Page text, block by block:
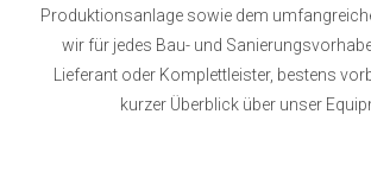
Produktionsanlage sowie dem
wir für jedes Bau- und
Lieferant oder Komplettleister, bestens
kurzer Überblick über unser